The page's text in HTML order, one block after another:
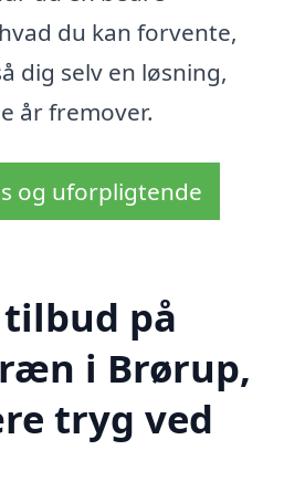
du kan forvente,
dig selv en løsning,
år fremover.
og uforpligtende
tilbud på
i Brørup,
tryg ved